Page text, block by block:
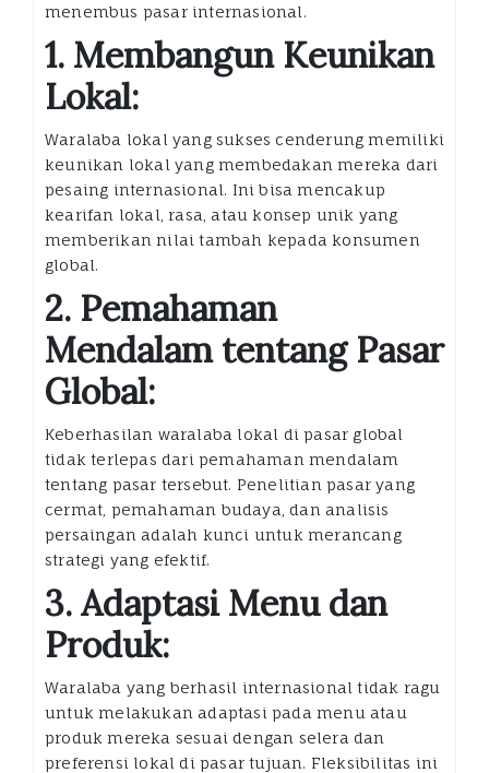
menembus pasar internasional.
1. Membangun Keunikan
Lokal:
Waralaba lokal yang sukses cenderung memiliki
keunikan lokal yang membedakan mereka dari
pesaing internasional. Ini bisa mencakup
kearifan lokal, rasa, atau konsep unik yang
memberikan nilai tambah kepada konsumen
global.
2. Pemahaman
Mendalam tentang Pasar
Global:
Keberhasilan waralaba lokal di pasar global
tidak terlepas dari pemahaman mendalam
tentang pasar tersebut. Penelitian pasar yang
cermat, pemahaman budaya, dan analisis
persaingan adalah kunci untuk merancang
strategi yang efektif.
3. Adaptasi Menu dan
Produk:
Waralaba yang berhasil internasional tidak ragu
untuk melakukan adaptasi pada menu atau
produk mereka sesuai dengan selera dan
preferensi lokal di pasar tujuan. Fleksibilitas ini